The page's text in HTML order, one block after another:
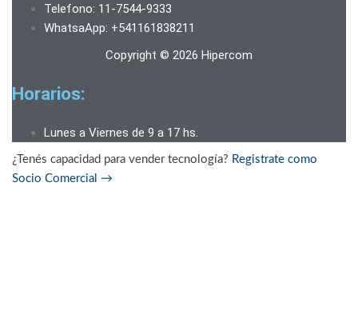
Telefono: 11-7544-9333
WhatsaApp: +541161838211
Copyright © 2026 Hipercom
Horarios:
Lunes a Viernes de 9 a 17 hs.
¿Tenés capacidad para vender tecnología? Registrate como
Socio Comercial →